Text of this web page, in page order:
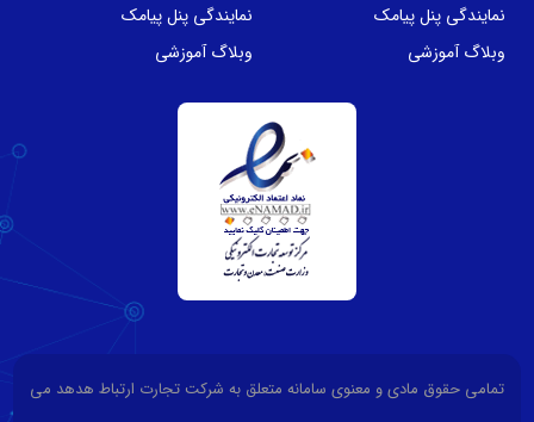
نمایندگی پنل پیامک
وبلاگ آموزشی
نمایندگی پنل پیامک
وبلاگ آموزشی
تمامی حقوق مادی و معنوی سامانه متعلق به شرکت تجارت ارتباط هدهد می